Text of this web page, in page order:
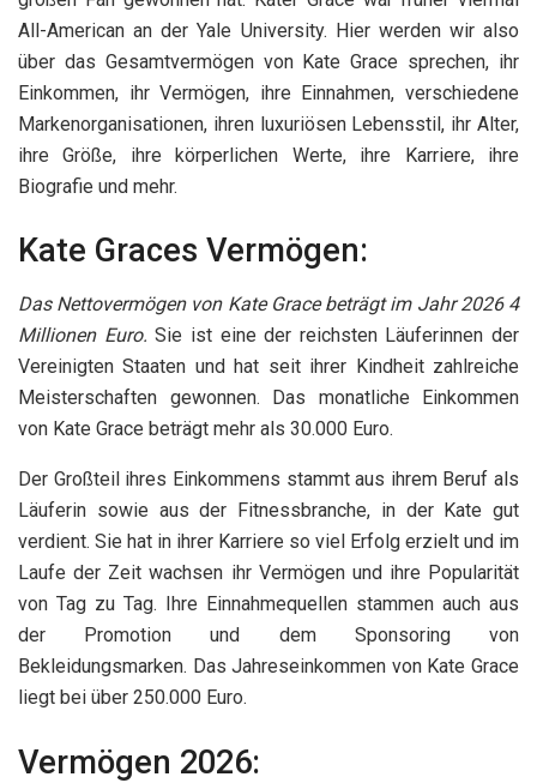
All-American an der Yale University. Hier werden wir also
über das Gesamtvermögen von Kate Grace sprechen, ihr
Einkommen, ihr Vermögen, ihre Einnahmen, verschiedene
Markenorganisationen, ihren luxuriösen Lebensstil, ihr Alter,
ihre Größe, ihre körperlichen Werte, ihre Karriere, ihre
Biografie und mehr.
Kate Graces Vermögen:
Das Nettovermögen von Kate Grace beträgt im Jahr 2026 4
Millionen Euro. Sie ist eine der reichsten Läuferinnen der
Vereinigten Staaten und hat seit ihrer Kindheit zahlreiche
Meisterschaften gewonnen. Das monatliche Einkommen
von Kate Grace beträgt mehr als 30.000 Euro.
Der Großteil ihres Einkommens stammt aus ihrem Beruf als
Läuferin sowie aus der Fitnessbranche, in der Kate gut
verdient. Sie hat in ihrer Karriere so viel Erfolg erzielt und im
Laufe der Zeit wachsen ihr Vermögen und ihre Popularität
von Tag zu Tag. Ihre Einnahmequellen stammen auch aus
der Promotion und dem Sponsoring von
Bekleidungsmarken. Das Jahreseinkommen von Kate Grace
liegt bei über 250.000 Euro.
Vermögen 2026: